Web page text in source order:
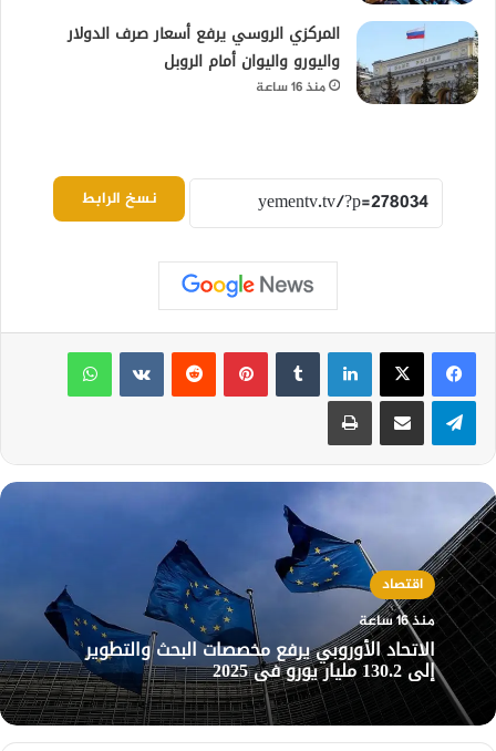
المركزي الروسي يرفع أسعار صرف الدولار
واليورو واليوان أمام الروبل
منذ 16 ساعة
نسخ الرابط
لينكدإن بينتيريست
واتساب
تيلقرام مشاركة عبر البريد طباعة
اقتصاد
منذ 16 ساعة
الاتحاد الأوروبي يرفع مخصصات البحث والتطوير
إلى 130.2 مليار يورو في 2025